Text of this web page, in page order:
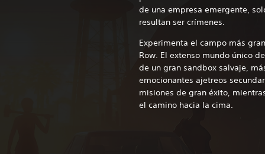
de una empresa emergente,
resultan ser crímenes.
Experimenta el campo más
Row. El extenso mundo único
de un gran sandbox salvaje,
emocionantes ajetreos
misiones de gran éxito,
el camino hacia la cima.